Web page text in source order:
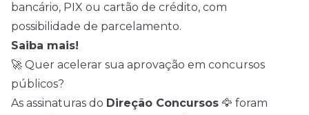
bancário, PIX ou cartão de crédito, com
possibilidade de parcelamento.
Saiba mais!
🚀 Quer acelerar sua aprovação em concursos
públicos?
As assinaturas do Direção Concursos 🦅 foram